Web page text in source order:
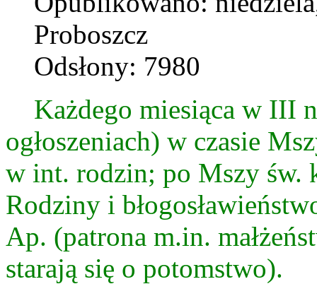
Proboszcz
Odsłony: 7980
Każdego miesiąca w III
ogłoszeniach) w czasie
w int. rodzin; po Mszy św.
Rodziny i
Ap. (patrona m.in.
starają się o potomstwo).